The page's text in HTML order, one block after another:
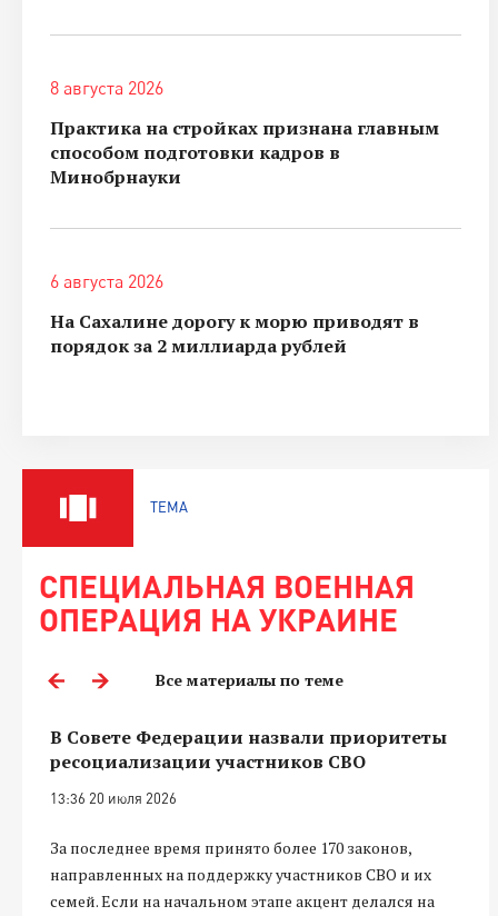
8 августа 2026
Практика на стройках признана главным
способом подготовки кадров в
Минобрнауки
6 августа 2026
На Сахалине дорогу к морю приводят в
порядок за 2 миллиарда рублей
ТЕМА
СПЕЦИАЛЬНАЯ ВОЕННАЯ
ОПЕРАЦИЯ НА УКРАИНЕ
Все материалы по теме
В Совете Федерации назвали приоритеты
ресоциализации участников СВО
13:36 20 июля 2026
За последнее время принято более 170 законов,
направленных на поддержку участников СВО и их
семей. Если на начальном этапе акцент делался на